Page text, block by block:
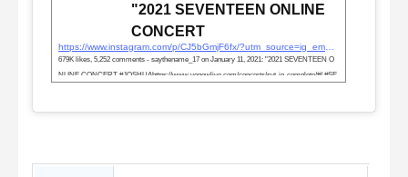
"2021 SEVENTEEN ONLINE
CONCERT
679K likes, 5,252 comments - saythename_17 on January 11, 2021: "2021 SEVENTEEN O
NLINE CONCERT #JOSHUAhttps://www.venewlive.com/concerts/svt-in-complete/#/ #SE